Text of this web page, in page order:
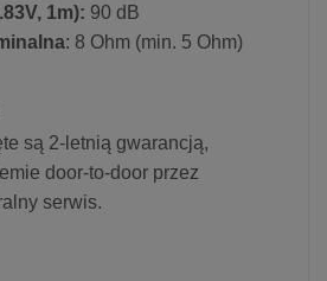
1m): 90 dB
: 8 Ohm (min. 5 Ohm)
są 2-letnią gwarancją,
door-to-door przez
serwis.